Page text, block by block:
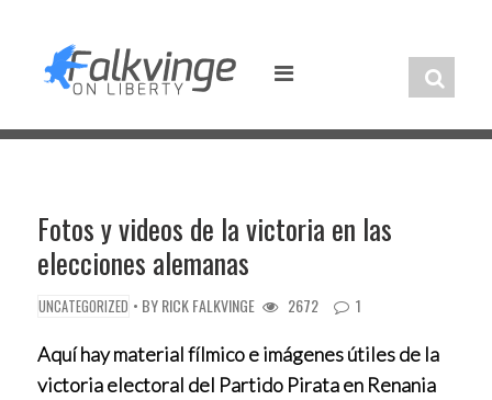
content
Fotos y videos de la victoria en las
elecciones alemanas
UNCATEGORIZED • BYRICK FALKVINGE 2672 1
Aquí hay material fílmico e imágenes útiles de la
victoria electoral del Partido Pirata en Renania